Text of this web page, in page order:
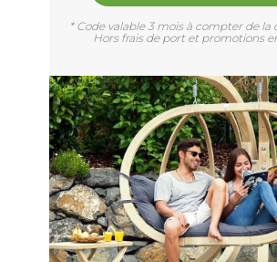
* Code valable 3 mois à compter de la
Hors frais de port et promotions